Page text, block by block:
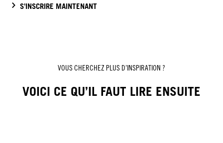
S'INSCRIRE MAINTENANT
VOUS CHERCHEZ PLUS D’INSPIRATION ?
VOICI CE QU’IL FAUT LIRE ENSUITE